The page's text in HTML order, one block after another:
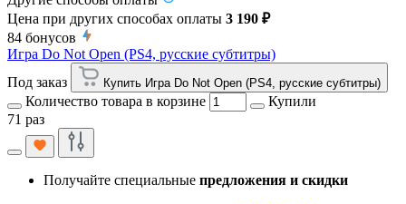
Цена при других способах оплаты 3 190 ₽
84 бонусов
Игра Do Not Open (PS4, русские субтитры)
Под заказ
Купить Игра Do Not Open (PS4, русские субтитры)
Количество товара в корзине
Купили
71 раз
Получайте специальные предложения и скидки